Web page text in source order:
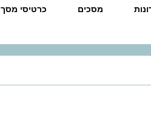
מסכים כרטיסי מסך